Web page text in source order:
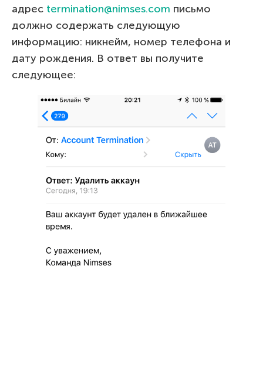
адрес termination@nimses.com письмо
должно содержать следующую
информацию: никнейм, номер телефона и
дату рождения. В ответ вы получите
следующее: